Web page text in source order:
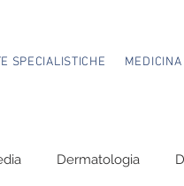
SPECIALISTICHE
Dermatologia